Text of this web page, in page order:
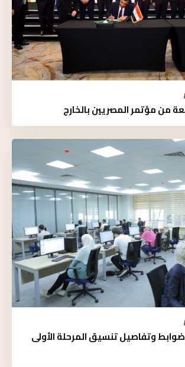
من مؤتمر المصريين بالخارج
ضوابط وتفاصيل تنسيق المرحلة الأولى